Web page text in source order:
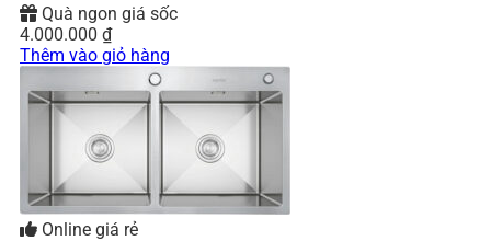
Quà ngon giá sốc
4.000.000 ₫
Thêm vào giỏ hàng
Online giá rẻ